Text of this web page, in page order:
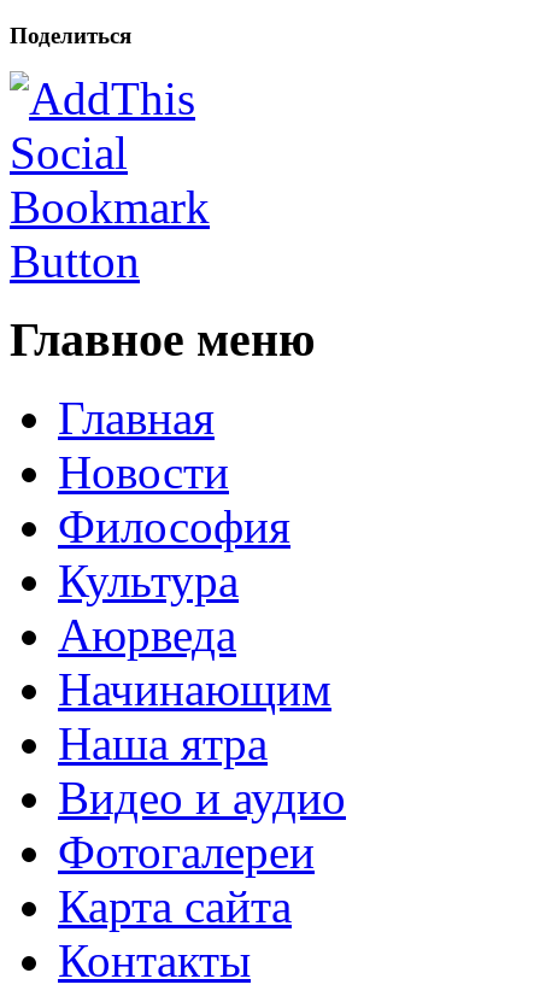
Поделиться
Главное меню
Главная
Новости
Философия
Культура
Аюрведа
Начинающим
Наша ятра
Видео и аудио
Фотогалереи
Карта сайта
Контакты